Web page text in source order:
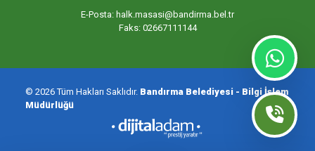
PAŞAKONAK MAHALLESİ
SUNULLAH MAHALLESİ
E-Posta: halk.masasi@bandirma.bel.tr
Faks: 02667111144
© 2026 Tüm Hakları Saklıdır. Bandırma Belediyesi - Bilgi İşlem
Müdürlüğü